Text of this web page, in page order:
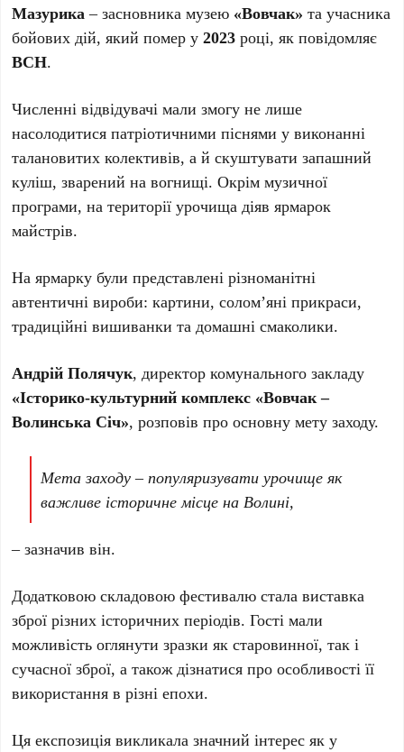
Мазурика– засновника музею «Вовчак» та учасника
бойових дій, який помер у2023 році, як повідомляє
ВСН.
Численні відвідувачі мали змогу не лише
насолодитися патріотичними піснями у виконанні
талановитих колективів, а й скуштувати запашний
куліш, зварений на вогнищі. Окрім музичної
програми, на території урочища діяв ярмарок
майстрів.
На ярмарку були представлені різноманітні
автентичні вироби: картини, солом’яні прикраси,
традиційні вишиванки та домашні смаколики.
Андрій Полячук, директор комунального закладу
«Історико-культурний комплекс «Вовчак –
Волинська Січ», розповів про основну мету заходу.
Мета заходу – популяризувати урочище як
важливе історичне місце на Волині,
– зазначив він.
Додатковою складовою фестивалю стала виставка
зброї різних історичних періодів. Гості мали
можливість оглянути зразки як старовинної, так і
сучасної зброї, а також дізнатися про особливості її
використання в різні епохи.
Ця експозиція викликала значний інтерес як у